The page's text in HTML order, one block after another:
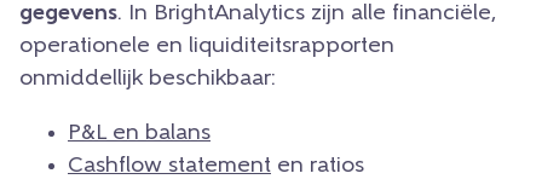
gegevens. In BrightAnalytics zijn alle financiële,
operationele en liquiditeitsrapporten
onmiddellijk beschikbaar:
P&L en balans
Cashflow statement en ratios